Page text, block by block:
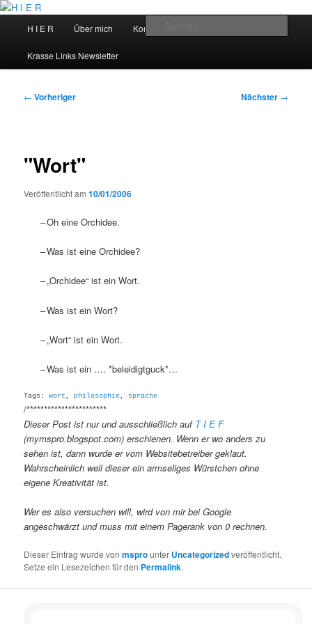
Zum
springenH I E R
H I E R Über mich Kontakt
Krasse Links Newsletter
Beitragsnavigation
← Vorheriger Nächster →
"Wort"
Veröffentlicht am10/01/2006
–Oh eine Orchidee.
–Was ist eine Orchidee?
–„Orchidee“ ist ein Wort.
–Was ist ein Wort?
–„Wort“ ist ein Wort.
–Was ist ein …. *beleidigtguck*…
Tags:wort ,philosophie, sprache
/***********************
Dieser Post ist nur und ausschließlich auf T I E F
(mymspro.blogspot.com) erschienen. Wenn er wo anders zu
sehen ist, dann wurde er vom Websitebetreiber geklaut.
Wahrscheinlich weil dieser ein armseliges Würstchen ohne
eigene Kreativität ist.
Wer es also versuchen will, wird von mir bei Google
angeschwärzt und muss mit einem Pagerank von 0 rechnen.
Dieser Eintrag wurde vonmsprounter Uncategorizedveröffentlicht.
Setze ein Lesezeichen für den Permalink.